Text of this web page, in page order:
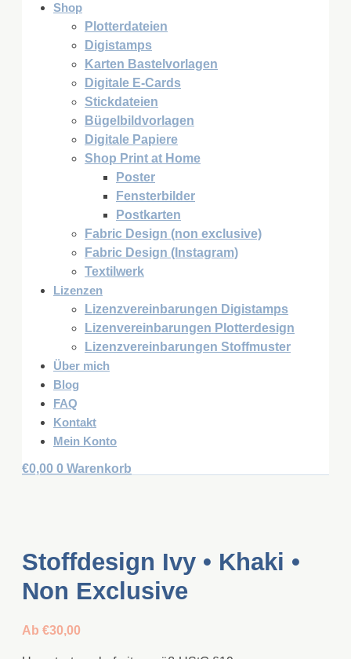
Shop
Plotterdateien
Digistamps
Karten Bastelvorlagen
Digitale E-Cards
Stickdateien
Bügelbildvorlagen
Digitale Papiere
Shop Print at Home
Poster
Fensterbilder
Postkarten
Fabric Design (non exclusive)
Fabric Design (Instagram)
Textilwerk
Lizenzen
Lizenzvereinbarungen Digistamps
Lizenvereinbarungen Plotterdesign
Lizenzvereinbarungen Stoffmuster
Über mich
Blog
FAQ
Kontakt
Mein Konto
€0,00 0 Warenkorb
Stoffdesign Ivy • Khaki •
Non Exclusive
Ab €30,00